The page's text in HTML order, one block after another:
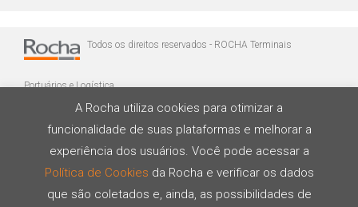
Todos os direitos reservados - ROCHA Terminais
Portuários e Logística
Desenvolvido por
A Rocha utiliza cookies para otimizar a
funcionalidade de suas plataformas e melhorar a
experiência dos usuários. Você pode acessar a
Política de Cookies da Rocha e verificar os dados
que são coletados e, ainda, as possibilidades de